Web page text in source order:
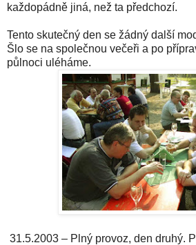
každopádně jiná, než ta předchozí.
Tento skutečný den se žádný další
Šlo se na společnou večeři a po
půlnoci uléháme.
31.5.2003 – Plný provoz, den druhý.